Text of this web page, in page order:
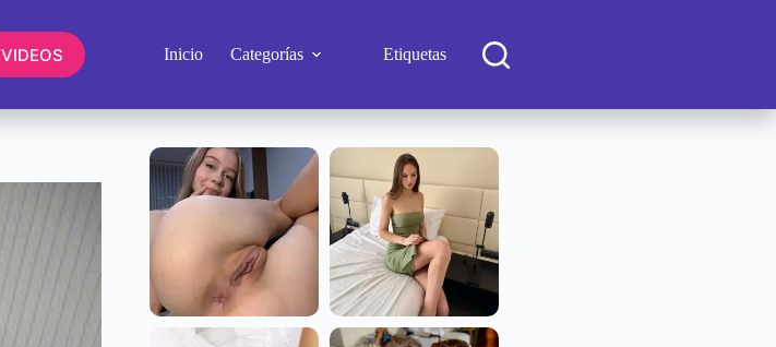
VIDEOS Inicio Categorías Etiquetas